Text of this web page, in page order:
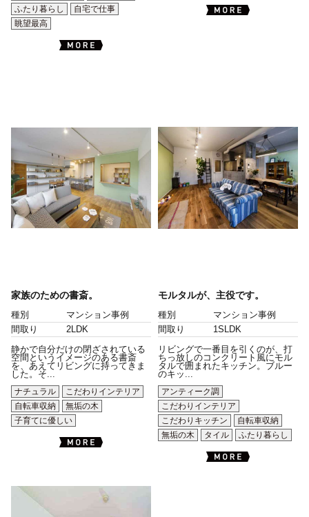
ふたり暮らし
自宅で仕事
眺望最高
家族のための書斎。
種別
マンション事例
間取り
2LDK
静かで自分だけの閉ざされている
空間というイメージのある書斎
を、あえてリビングに持ってきま
した。そ...
ナチュラル
こだわりインテリア
自転車収納
無垢の木
子育てに優しい
モルタルが、主役です。
種別
マンション事例
間取り
1SLDK
リビングで一番目を引くのが、打
ちっ放しのコンクリート風にモル
タルで囲まれたキッチン。ブルー
のキッ...
アンティーク調
こだわりインテリア
こだわりキッチン
自転車収納
無垢の木
タイル ふたり暮らし